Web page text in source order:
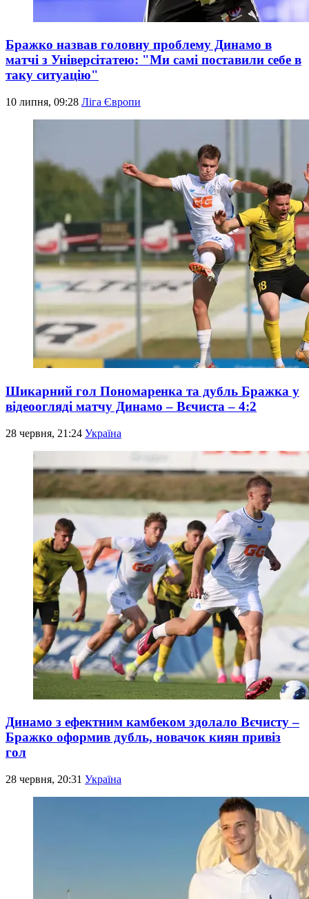
Бражко назвав головну проблему Динамо в
матчі з Універсітатею: "Ми самі поставили себе в
таку ситуацію"
10 липня, 09:28 Ліга Європи
Шикарний гол Пономаренка та дубль Бражка у
відеоогляді матчу Динамо – Вєчиста – 4:2
28 червня, 21:24 Україна
Динамо з ефектним камбеком здолало Вєчисту –
Бражко оформив дубль, новачок киян привіз
гол
28 червня, 20:31 Україна